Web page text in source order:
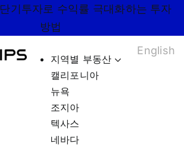
단기투자로 수익률 극대화하는 투자
방법
지역별 부동산
캘리포니아
뉴욕
조지아
텍사스
네바다
English